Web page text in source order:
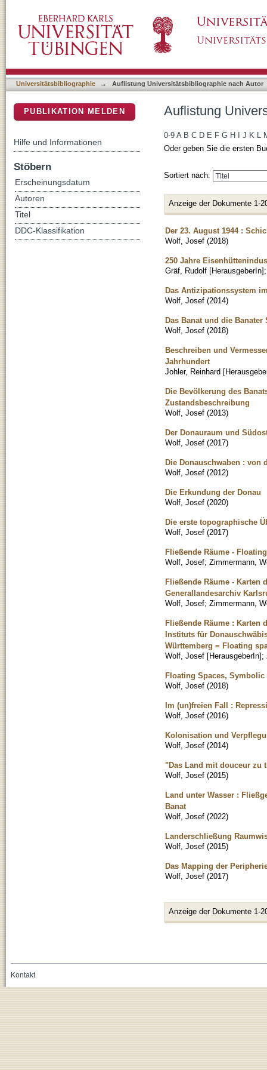
Universitätsbibliographie → Auflistung Universitätsbibliographie nach Autor
Auflistung
0-9 A B C D E F G H J K L
Oder geben Sie die ersten
Sortiert nach:
Anzeige der Dokumente 1-
Der 23. August 1944 :
Wolf, Josef (2018)
250 Jahre
Gräf, Rudolf [HerausgeberIn]
Das Antizipationssystem
Wolf, Josef (2014)
Das Banat und die
Wolf, Josef (2018)
Beschreiben und
Jahrhundert
Johler, Reinhard
Die Bevölkerung des
Zustandsbeschreibung
Wolf, Josef (2013)
Der Donauraum und
Wolf, Josef (2017)
Die Donauschwaben : von
Wolf, Josef (2012)
Die Erkundung der Donau
Wolf, Josef (2020)
Die erste topographische
Wolf, Josef (2017)
Fließende Räume -
Wolf, Josef; Zimmermann,
Fließende Räume - Karten
Generallandesarchiv
Wolf, Josef; Zimmermann,
Fließende Räume : Karten
Instituts für
Württemberg = Floating
Wolf, Josef [HerausgeberIn];
Floating Spaces, Symbolic
Wolf, Josef (2018)
Im (un)freien Fall :
Wolf, Josef (2016)
Kolonisation und
Wolf, Josef (2014)
"Das Land mit douceur zu
Wolf, Josef (2015)
Land unter Wasser :
Banat
Wolf, Josef (2022)
Landerschließung
Wolf, Josef (2015)
Das Mapping der
Wolf, Josef (2017)
Anzeige der Dokumente 1-
PUBLIKATION MELDEN
Hilfe und Informationen
Stöbern
Erscheinungsdatum
Autoren
Titel
DDC-Klassifikation
Kontakt